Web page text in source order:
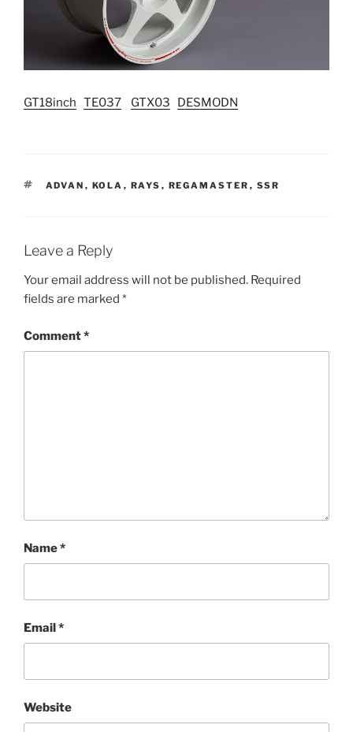
GT18inch TE037 GTX03 DESMODN
TAGS
ADVAN , KOLA , RAYS , REGAMASTER , SSR
Leave a Reply
Your email address will not be published. Required
fields are marked *
Comment*
Name*
Email*
Website